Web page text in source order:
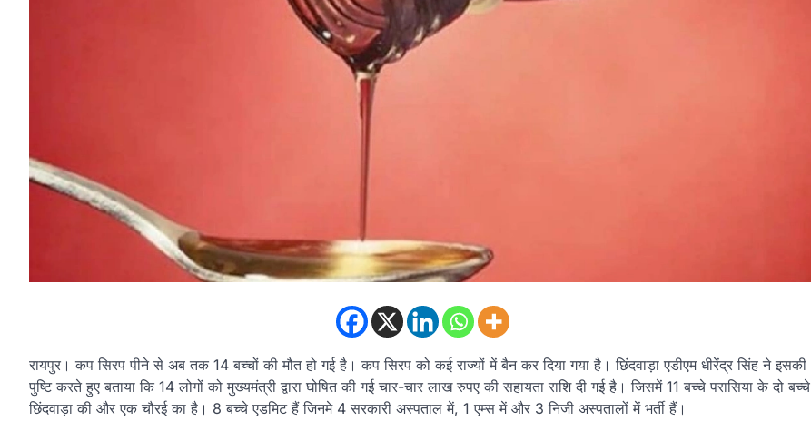
रायपुर। कप सिरप पीने से अब तक 14 बच्चों की मौत हो गई है। कप सिरप को कई राज्यों में बैन कर दिया गया है। छिंदवाड़ा एडीएम धीरेंद्र सिंह ने इसकी
पुष्टि करते हुए बताया कि 14 लोगों को मुख्यमंत्री द्वारा घोषित की गई चार-चार लाख रुपए की सहायता राशि दी गई है। जिसमें 11 बच्चे परासिया के दो बच्चे
छिंदवाड़ा की और एक चौरई का है। 8 बच्चे एडमिट हैं जिनमे 4 सरकारी अस्पताल में, 1 एम्स में और 3 निजी अस्पतालों में भर्ती हैं।